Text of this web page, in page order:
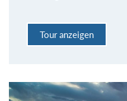
Tour anzeigen